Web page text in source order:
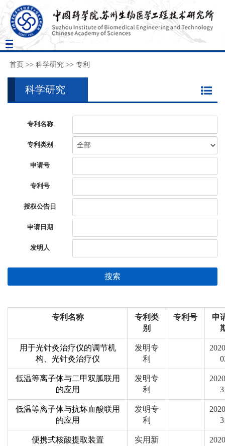
Toggle
navigation
首页 >> 科学研究 >> 专利
科学研究
专利名称
专利类别
申请号
专利号
授权公告日
申请日期
发明人
搜索
专利名称
专利类
别
专利号
申
用于光针灸治疗仪的调节机
构、光针灸治疗仪
发明专
利
低温等离子体与二甲双胍联用
的应用
发明专
利
低温等离子体与抗坏血酸联用
的应用
发明专
利
便携式核酸提取装置
实用新